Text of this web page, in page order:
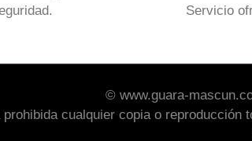
Servicio
© www.guara-
cualquier copia o